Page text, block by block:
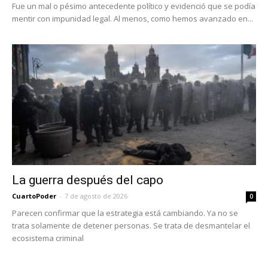
Fue un mal o pésimo antecedente político y evidenció que se podía
mentir con impunidad legal. Al menos, como hemos avanzado en...
La guerra después del capo
CuartoPoder - 7 de agosto de 2026 0
Parecen confirmar que la estrategia está cambiando. Ya no se
trata solamente de detener personas. Se trata de desmantelar el
ecosistema criminal